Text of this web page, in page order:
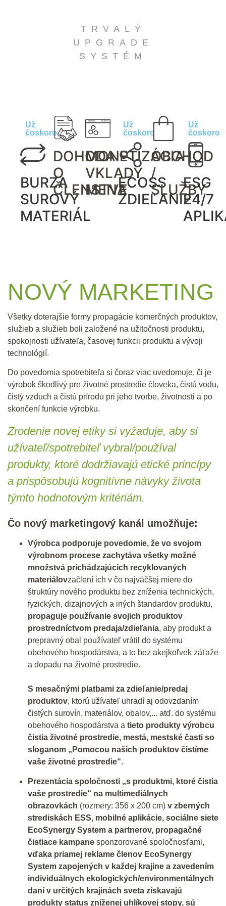
TRVALÝ
UPGRADE
SYSTÉM
Už
čoskoro
BURZA
SUROVÝ
MATERIÁL
DOHODA
O
ČLENSTVE
MONETIZÁCIA
VKLADY
MENA
Už
čoskoro
ECOSS
ZDIEĽANIE
OBCHOD
/
SLUŽBY
Už
čoskoro
ESG
24/7
NOVÝ MARKETING
Všetky doterajšie formy propagácie komerčných produktov,
služieb a služieb boli založené na užitočnosti produktu,
spokojnosti užívateľa, časovej funkcii produktu a vývoji
technológií.
Do povedomia spotrebiteľa si čoraz viac uvedomuje, či je
výrobok škodlivý pre životné prostredie človeka, čistú vodu,
čistý vzduch a čistú prírodu pri jeho tvorbe, životnosti a po
skončení funkcie výrobku.
Zrodenie novej etiky si vyžaduje, aby si
užívateľ/spotrebiteľ vybral/používal
produkty, ktoré dodržiavajú etické princípy
a prispôsobujú kognitívne návyky života
týmto hodnotovým kritériám.
Čo nový marketingový kanál umožňuje:
Výrobca podporuje povedomie, že vo svojom
výrobnom procese zachytáva všetky možné
množstvá prichádzajúcich recyklovaných
materiálovzačlení ich v čo najväčšej miere do
štruktúry nového produktu bez zníženia technických,
fyzických, dizajnových a iných štandardov produktu,
propaguje používanie svojich produktov
prostredníctvom predaja/zdieľania, aby produkt a
prepravný obal používateľ vrátil do systému
obehového hospodárstva, a to bez akejkoľvek záťaže
a dopadu na životné prostredie.
S mesačnými platbami za zdieľanie/predaj
produktov, ktorú užívateľ uhradí aj odovzdaním
čistých surovín, materiálov, obalov,... atď. do systému
obehového hospodárstva a tieto produkty výrobcu
čistia životné prostredie, mestá, mestské časti so
sloganom „Pomocou našich produktov čistíme
vaše životné prostredie“.
Prezentácia spoločnosti „s produktmi, ktoré čistia
vaše prostredie“ na multimediálnych
obrazovkách (rozmery: 356 x 200 cm) v zberných
strediskách ESS, mobilné aplikácie, sociálne siete
EcoSynergy System a partnerov, propagačné
čistiace kampane sponzorované spoločnosťami,
vďaka priamej reklame členov EcoSynergy
System zapojených v každej krajine a zavedením
individuálnych ekologických/environmentálnych
daní v určitých krajinách sveta získavajú
produkty status zníženej uhlíkovej stopy, sú